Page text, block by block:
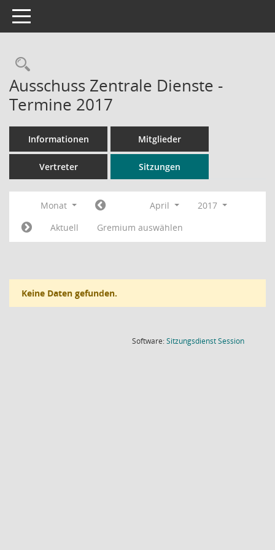
Toggle navigation
Rechercheauswahl
Ausschuss Zentrale Dienste -
Termine 2017
Informationen Mitglieder
Vertreter Sitzungen
Monat April
2017
Aktuell
Gremium auswählen
Keine Daten gefunden.
Software:SitzungsdienstSession(Wird in